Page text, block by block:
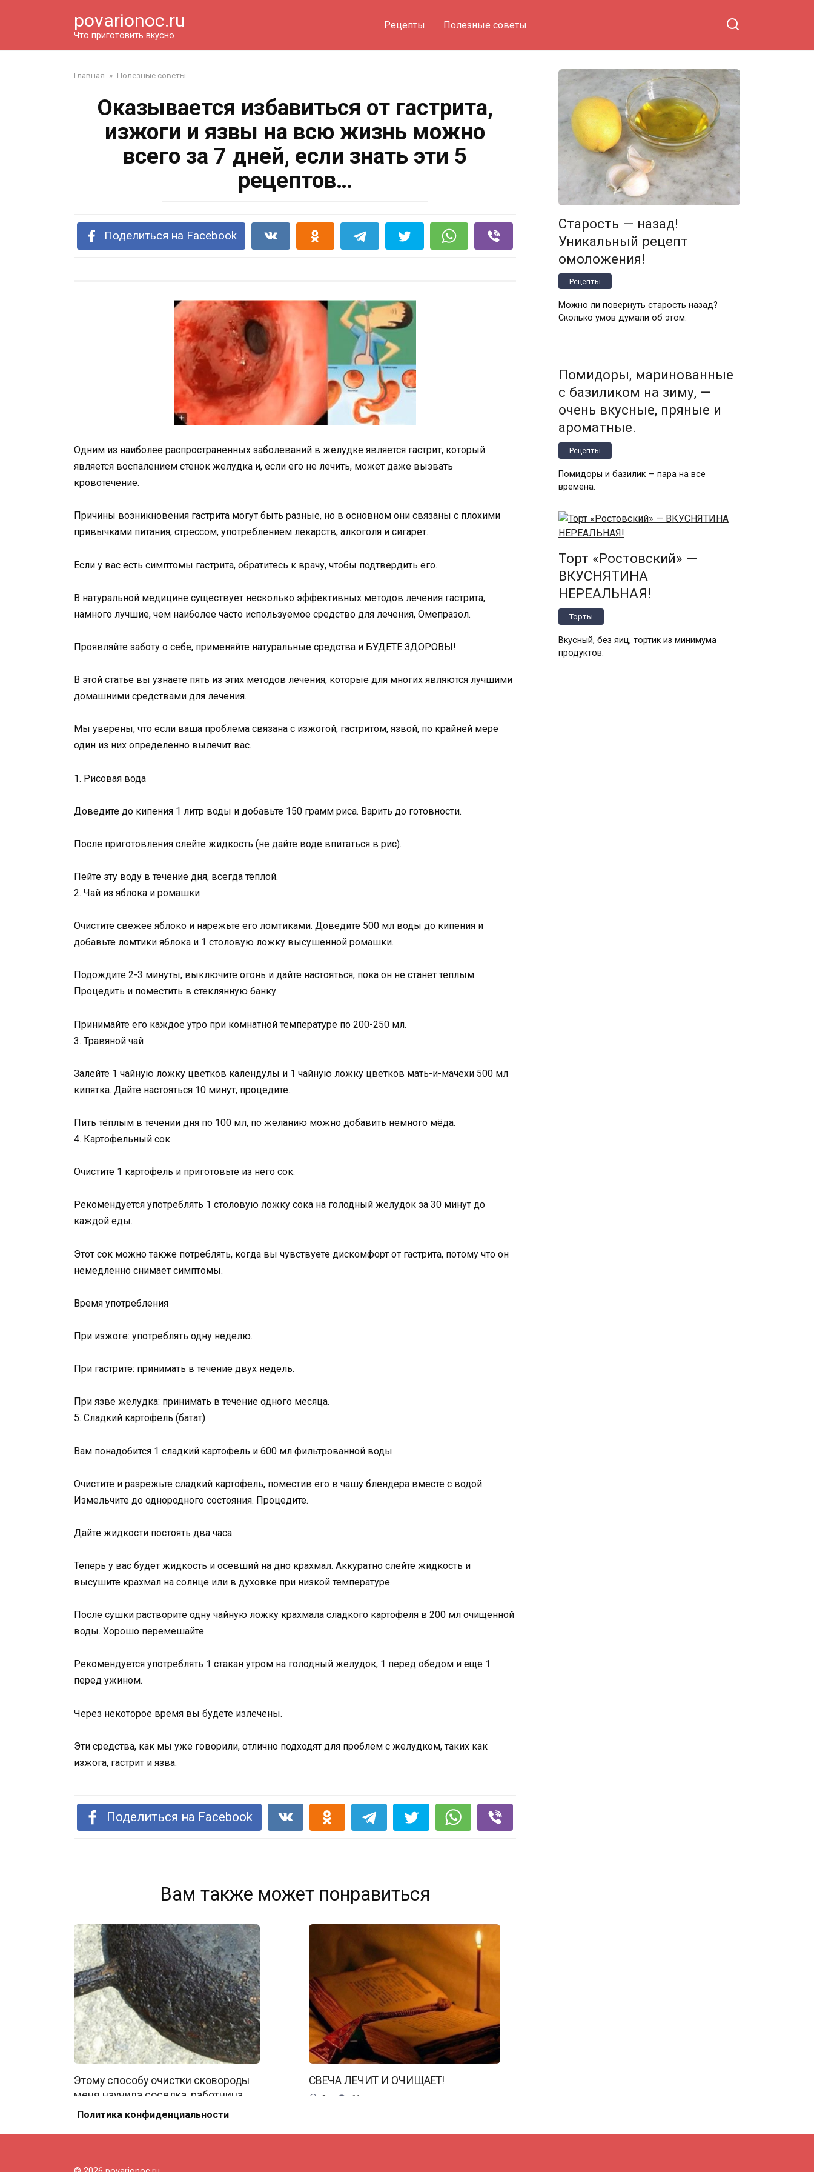
povarionoc.ru
Что приготовить вкусно
Рецепты Полезные советы
Главная » Полезные советы
Оказывается избавиться от гастрита,
изжоги и язвы на всю жизнь можно
всего за 7 дней, если знать эти 5
рецептов…
Поделиться на Facebook
Одним из наиболее распространенных заболеваний в желудке является гастрит, который
является воспалением стенок желудка и, если его не лечить, может даже вызвать
кровотечение.
Причины возникновения гастрита могут быть разные, но в основном они связаны с плохими
привычками питания, стрессом, употреблением лекарств, алкоголя и сигарет.
Если у вас есть симптомы гастрита, обратитесь к врачу, чтобы подтвердить его.
В натуральной медицине существует несколько эффективных методов лечения гастрита,
намного лучшие, чем наиболее часто используемое средство для лечения, Омепразол.
Проявляйте заботу о себе, применяйте натуральные средства и БУДЕТЕ ЗДОРОВЫ!
В этой статье вы узнаете пять из этих методов лечения, которые для многих являются лучшими
домашними средствами для лечения.
Мы уверены, что если ваша проблема связана с изжогой, гастритом, язвой, по крайней мере
один из них определенно вылечит вас.
1. Рисовая вода
Доведите до кипения 1 литр воды и добавьте 150 грамм риса. Варить до готовности.
После приготовления слейте жидкость (не дайте воде впитаться в рис).
Пейте эту воду в течение дня, всегда тёплой.
2. Чай из яблока и ромашки
Очистите свежее яблоко и нарежьте его ломтиками. Доведите 500 мл воды до кипения и
добавьте ломтики яблока и 1 столовую ложку высушенной ромашки.
Подождите 2-3 минуты, выключите огонь и дайте настояться, пока он не станет теплым.
Процедить и поместить в стеклянную банку.
Принимайте его каждое утро при комнатной температуре по 200-250 мл.
3. Травяной чай
Залейте 1 чайную ложку цветков календулы и 1 чайную ложку цветков мать-и-мачехи 500 мл
кипятка. Дайте настояться 10 минут, процедите.
Пить тёплым в течении дня по 100 мл, по желанию можно добавить немного мёда.
4. Картофельный сок
Очистите 1 картофель и приготовьте из него сок.
Рекомендуется употреблять 1 столовую ложку сока на голодный желудок за 30 минут до
каждой еды.
Этот сок можно также потреблять, когда вы чувствуете дискомфорт от гастрита, потому что он
немедленно снимает симптомы.
Время употребления
При изжоге: употреблять одну неделю.
При гастрите: принимать в течение двух недель.
При язве желудка: принимать в течение одного месяца.
5. Сладкий картофель (батат)
Вам понадобится 1 сладкий картофель и 600 мл фильтрованной воды
Очистите и разрежьте сладкий картофель, поместив его в чашу блендера вместе с водой.
Измельчите до однородного состояния. Процедите.
Дайте жидкости постоять два часа.
Теперь у вас будет жидкость и осевший на дно крахмал. Аккуратно слейте жидкость и
высушите крахмал на солнце или в духовке при низкой температуре.
После сушки растворите одну чайную ложку крахмала сладкого картофеля в 200 мл очищенной
воды. Хорошо перемешайте.
Рекомендуется употреблять 1 стакан утром на голодный желудок, 1 перед обедом и еще 1
перед ужином.
Через некоторое время вы будете излечены.
Эти средства, как мы уже говорили, отлично подходят для проблем с желудком, таких как
изжога, гастрит и язва.
Поделиться на Facebook
Вам также может понравиться
Этому способу очистки сковороды
меня научила соседка, работница
столовой.
СВЕЧА ЛЕЧИТ И ОЧИЩАЕТ!
0 61
Старость — назад!
Уникальный рецепт
омоложения!
Рецепты
Можно ли повернуть старость назад?
Сколько умов думали об этом.
Помидоры, маринованные
с базиликом на зиму, —
очень вкусные, пряные и
ароматные.
Рецепты
Помидоры и базилик — пара на все
времена.
Торт «Ростовский» —
ВКУСНЯТИНА
НЕРЕАЛЬНАЯ!
Торты
Вкусный, без яиц, тортик из минимума
продуктов.
Политика конфиденциальности